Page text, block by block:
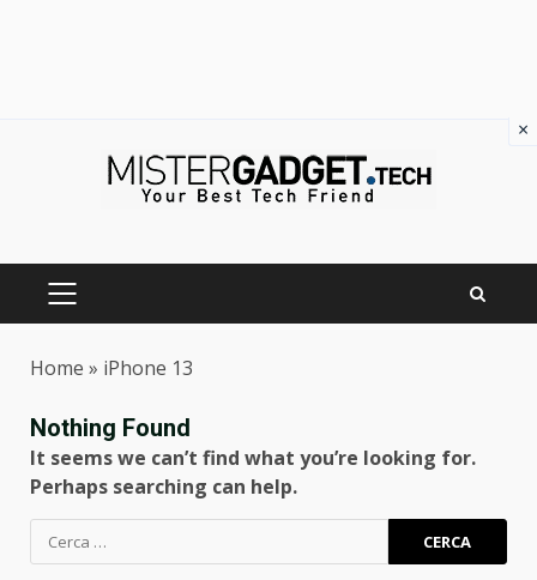
PRIMARY
Home » iPhone 13
Nothing Found
It seems we can’t find what you’re looking for.
Perhaps searching can help.
Ricerca
per:
×